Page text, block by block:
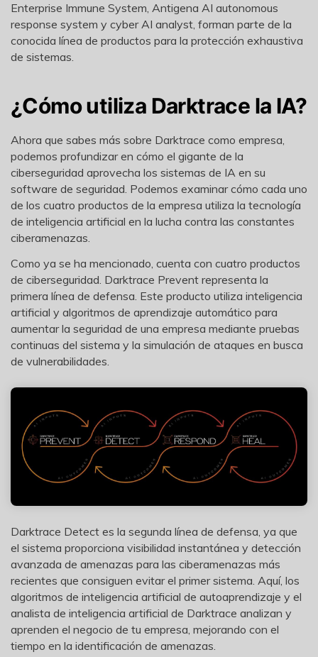
Enterprise Immune System, Antigena AI autonomous
response system y cyber AI analyst, forman parte de la
conocida línea de productos para la protección exhaustiva
de sistemas.
¿Cómo utiliza Darktrace la IA?
Ahora que sabes más sobre Darktrace como empresa,
podemos profundizar en cómo el gigante de la
ciberseguridad aprovecha los sistemas de IA en su
software de seguridad. Podemos examinar cómo cada uno
de los cuatro productos de la empresa utiliza la tecnología
de inteligencia artificial en la lucha contra las constantes
ciberamenazas.
Como ya se ha mencionado, cuenta con cuatro productos
de ciberseguridad. Darktrace Prevent representa la
primera línea de defensa. Este producto utiliza inteligencia
artificial y algoritmos de aprendizaje automático para
aumentar la seguridad de una empresa mediante pruebas
continuas del sistema y la simulación de ataques en busca
de vulnerabilidades.
Darktrace Detect es la segunda línea de defensa, ya que
el sistema proporciona visibilidad instantánea y detección
avanzada de amenazas para las ciberamenazas más
recientes que consiguen evitar el primer sistema. Aquí, los
algoritmos de inteligencia artificial de autoaprendizaje y el
analista de inteligencia artificial de Darktrace analizan y
aprenden el negocio de tu empresa, mejorando con el
tiempo en la identificación de amenazas.